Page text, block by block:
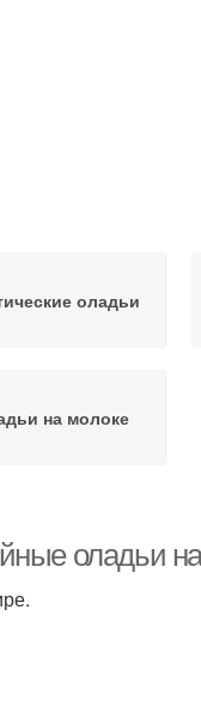
оладьи
на молоке
оладьи